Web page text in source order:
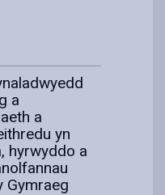
a
a
yn
hyrwyddo a
Gymraeg